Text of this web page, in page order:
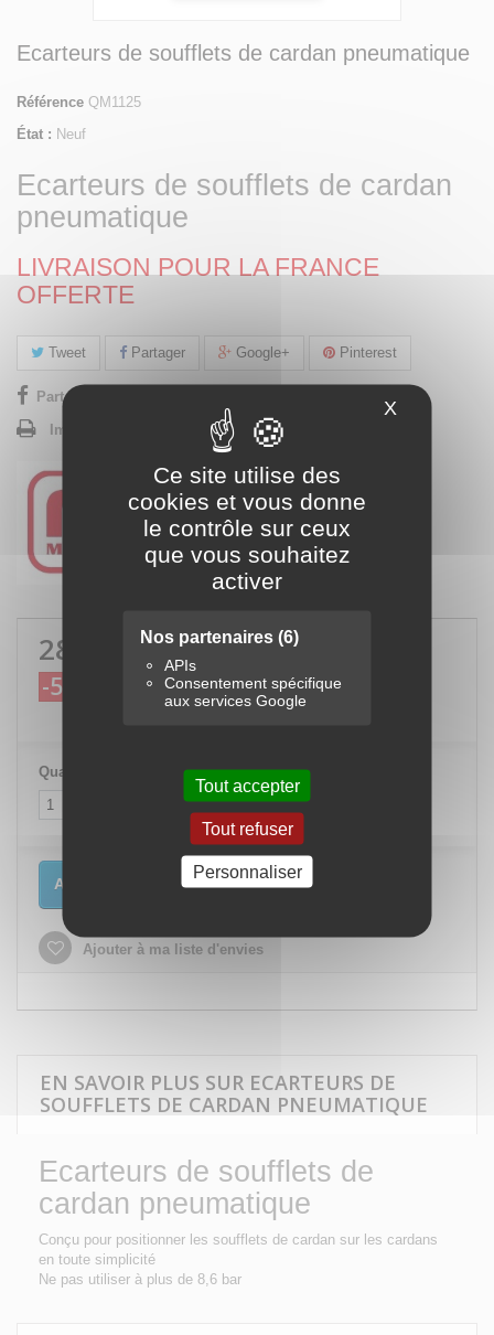
Ce site utilise des
cookies et vous donne
le contrôle sur ceux
que vous souhaitez
activer
Nos partenaires (6)
APIs
Consentement spécifique
aux services Google
Tout accepter
Tout refuser
Personnaliser
X Masquer
Ecarteurs de soufflets de cardan pneumatique
Référence QM1125
État : Neuf
Ecarteurs de soufflets de cardan
pneumatique
LIVRAISON POUR LA FRANCE
OFFERTE
Tweet Partager Google+ Pinterest
Partager sur Facebook !
Imprimer
281,58 €TTC
-5% 296,40 €TTC
Quantité
Ajouter au panier
Ajouter à ma liste d'envies
EN SAVOIR PLUS SUR ECARTEURS DE
SOUFFLETS DE CARDAN PNEUMATIQUE
Ecarteurs de soufflets de
cardan pneumatique
Conçu pour positionner les soufflets de cardan sur les cardans
en toute simplicité
Ne pas utiliser à plus de 8,6 bar